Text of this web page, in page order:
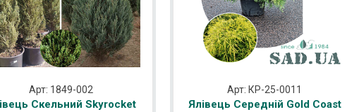
Арт: 1849-002
Скельний Skyrocket
Арт: КР-25-0011
Ялівець Середній Gold Coast